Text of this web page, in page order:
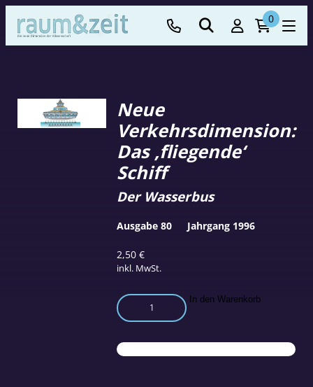
0
Neue
Verkehrsdimension:
Das ‚fliegende‘
Schiff
2,50€
inkl. MwSt.
Der Wasserbus
Neue
Verkehrsdimension:
'fliegende'
Schiff
In den Warenkorb
Ausgabe 80 Jahrgang 1996